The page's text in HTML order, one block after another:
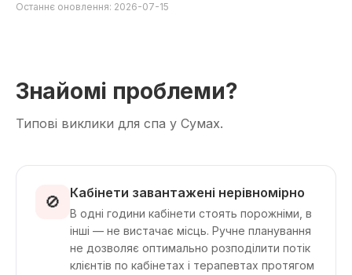
Останнє оновлення: 2026-07-15
Знайомі проблеми?
Типові виклики для спа у Сумах.
🚫 Кабінети завантажені нерівномірно
В одні години кабінети стоять порожніми, в
інші — не вистачає місць. Ручне планування
не дозволяє оптимально розподілити потік
клієнтів по кабінетах і терапевтах протягом